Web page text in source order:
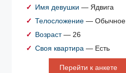
Имя девушки — Ядвига
Телосложение — Обычное
Возраст— 26
Своя квартира — Есть
Перейти к анкете